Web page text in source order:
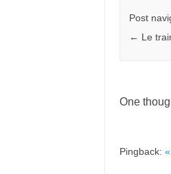
Post
← Le
One
Pingback: